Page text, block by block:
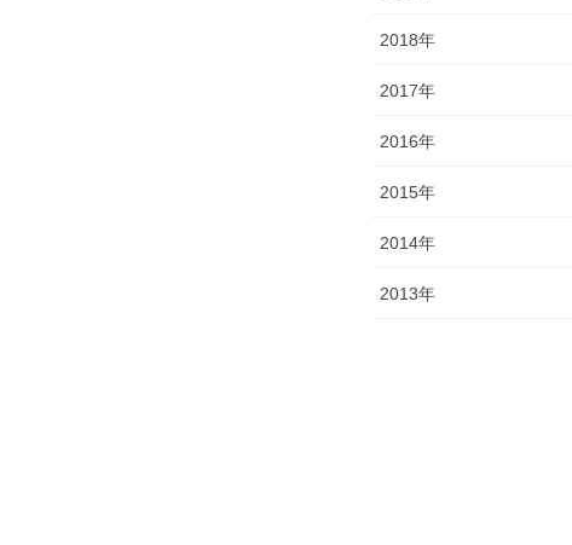
2018年
2017年
2016年
2015年
2014年
2013年